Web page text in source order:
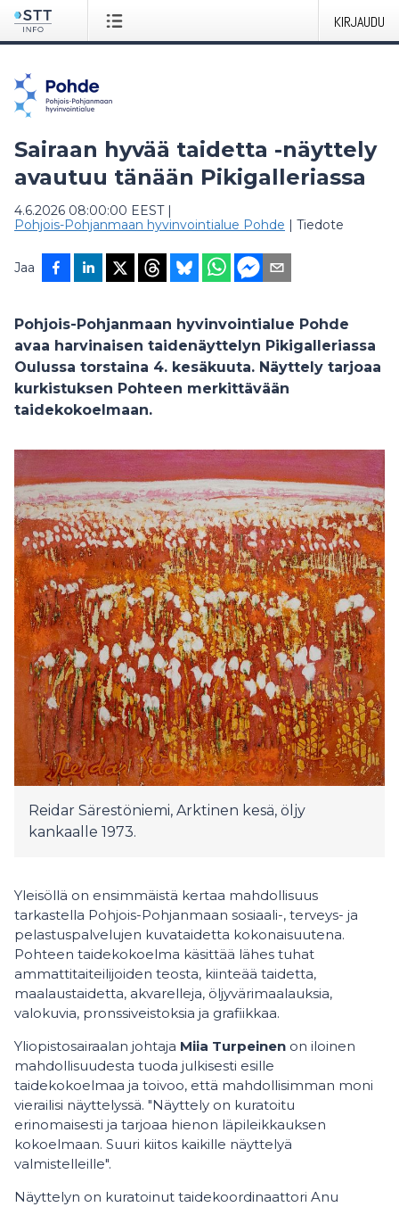
KIRJAUDU
Sairaan hyvää taidetta -näyttely
avautuu tänään Pikigalleriassa
4.6.2026 08:00:00 EEST|
Pohjois-Pohjanmaan hyvinvointialue Pohde | Tiedote
Jaa
Pohjois-Pohjanmaan hyvinvointialue Pohde
avaa harvinaisen taidenäyttelyn Pikigalleriassa
Oulussa torstaina 4. kesäkuuta. Näyttely tarjoaa
kurkistuksen Pohteen merkittävään
taidekokoelmaan.
Reidar Särestöniemi, Arktinen kesä, öljy
kankaalle 1973.
Yleisöllä on ensimmäistä kertaa mahdollisuus
tarkastella Pohjois-Pohjanmaan sosiaali-, terveys- ja
pelastuspalvelujen kuvataidetta kokonaisuutena.
Pohteen taidekokoelma käsittää lähes tuhat
ammattitaiteilijoiden teosta, kiinteää taidetta,
maalaustaidetta, akvarelleja, öljyvärimaalauksia,
valokuvia, pronssiveistoksia ja grafiikkaa.
Yliopistosairaalan johtaja Miia Turpeinen on iloinen
mahdollisuudesta tuoda julkisesti esille
taidekokoelmaa ja toivoo, että mahdollisimman moni
vierailisi näyttelyssä. "Näyttely on kuratoitu
erinomaisesti ja tarjoaa hienon läpileikkauksen
kokoelmaan. Suuri kiitos kaikille näyttelyä
valmistelleille".
Näyttelyn on kuratoinut taidekoordinaattori Anu